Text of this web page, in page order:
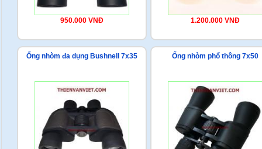
950.000 VNĐ 1.200.000 VNĐ
Ống nhòm đa dụng Bushnell 7x35 Ống nhòm phổ thông 7x50